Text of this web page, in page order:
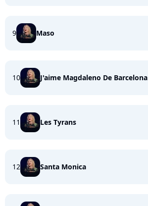
9 Maso
10 J'aime Magdaleno De Barcelona
11 Les Tyrans
12 Santa Monica